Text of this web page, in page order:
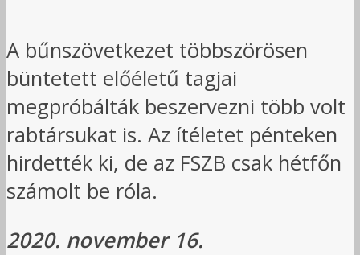
A bűnszövetkezet többszörösen
büntetett előéletű tagjai
megpróbálták beszervezni több volt
rabtársukat is. Az ítéletet pénteken
hirdették ki, de az FSZB csak hétfőn
számolt be róla.
2020. november 16.